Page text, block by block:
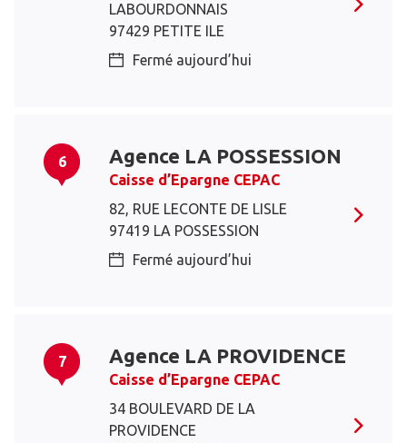
LABOURDONNAIS
97429 PETITE ILE
Fermé aujourd’hui
6 Agence LA POSSESSION
Caisse d’Epargne CEPAC
82, RUE LECONTE DE LISLE
97419 LA POSSESSION
Fermé aujourd’hui
7 Agence LA PROVIDENCE
Caisse d’Epargne CEPAC
34 BOULEVARD DE LA
PROVIDENCE